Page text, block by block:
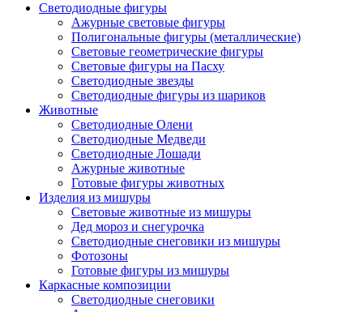
Светодиодные фигуры
Ажурные световые фигуры
Полигональные фигуры (металлические)
Световые геометрические фигуры
Световые фигуры на Пасху
Светодиодные звезды
Светодиодные фигуры из шариков
Животные
Светодиодные Олени
Светодиодные Медведи
Светодиодные Лошади
Ажурные животные
Готовые фигуры животных
Изделия из мишуры
Световые животные из мишуры
Дед мороз и снегурочка
Светодиодные снеговики из мишуры
Фотозоны
Готовые фигуры из мишуры
Каркасные композиции
Светодиодные снеговики